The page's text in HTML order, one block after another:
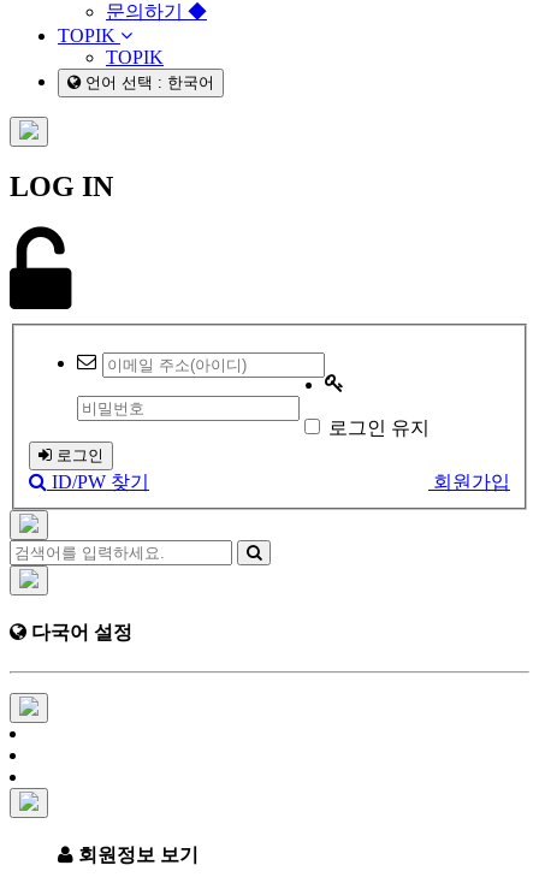
문의하기 ◆
TOPIK
TOPIK
언어 선택 : 한국어
LOG IN
로그인 유지
로그인
회원가입
ID/PW 찾기
다국어 설정
회원정보 보기